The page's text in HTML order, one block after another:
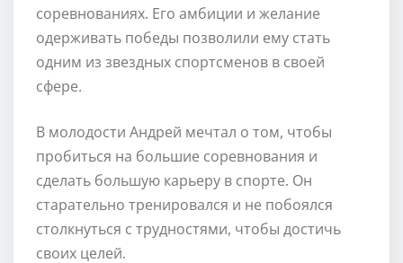
соревнованиях. Его амбиции и желание
одерживать победы позволили ему стать
одним из звездных спортсменов в своей
сфере.
В молодости Андрей мечтал о том, чтобы
пробиться на большие соревнования и
сделать большую карьеру в спорте. Он
старательно тренировался и не побоялся
столкнуться с трудностями, чтобы достичь
своих целей.